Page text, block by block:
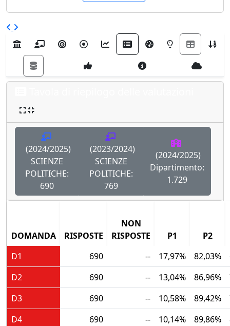
(2024/2025)
SCIENZE
POLITICHE:
690
(2023/2024)
SCIENZE
POLITICHE:
769
(2024/2025)
Dipartimento:
1.729
DOMANDA RISPOSTE
NON
RISPOSTE
P1
P2
D1
690 -- 17,97% 82,03%
D2
690 -- 13,04% 86,96%
D3
690 -- 10,58% 89,42%
D4
690 -- 10,14% 89,86%